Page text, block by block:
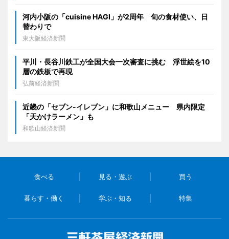
河内小阪の「cuisine HAGI」が2周年 旬の食材使い、日
替わりで
東大阪経済新聞
平川・長谷川鉄工が全国大会一次審査に挑む 浮世絵を10
層の鉄板で再現
弘前経済新聞
近畿の「セブン-イレブン」に和歌山メニュー 県内限定
「天かけラーメン」も
和歌山経済新聞
食べる 見る・遊ぶ 買う
暮らす・働く 学ぶ・知る 特集